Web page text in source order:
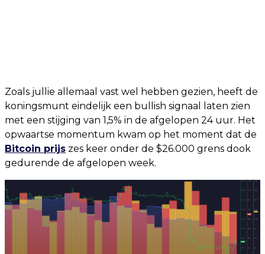
Zoals jullie allemaal vast wel hebben gezien, heeft de
koningsmunt eindelijk een bullish signaal laten zien
met een stijging van 1,5% in de afgelopen 24 uur. Het
opwaartse momentum kwam op het moment dat de
Bitcoin prijs zes keer onder de $26.000 grens dook
gedurende de afgelopen week.